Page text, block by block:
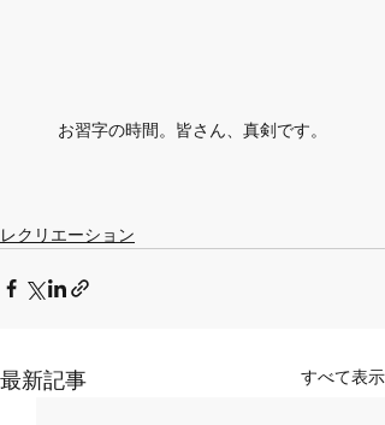
お習字の時間。皆さん、真剣です。
レクリエーション
最新記事 すべて表示